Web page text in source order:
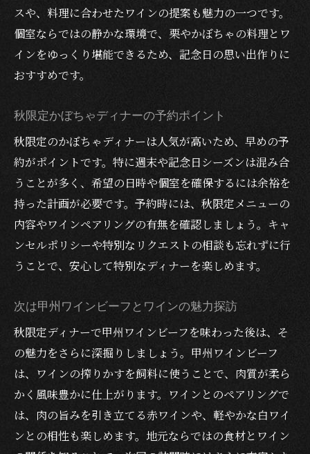
スや、料理に合わせたワインの提案も魅力の一つです。
個室ならではの静かな環境で、栗やかぼちゃの料理とワ
インをゆっくり堪能できるため、記念日の思い出作りに
おすすめです。
秋限定かぼちゃディナーの予約ポイント
秋限定のかぼちゃディナーは人気が高いため、早めの予
約がポイントです。特に週末や記念日シーズンは混み合
うことが多く、希望の日時や個室を確保するには余裕を
持った計画が必要です。予約時には、秋限定メニューの
内容やワインペアリングの有無を確認しましょう。キャ
ンセルポリシーや特別なリクエストの相談も忘れずに行
うことで、安心して特別なディナーを楽しめます。
次は甲州ワインビーフとワインの魅力探訪
秋限定ディナーで甲州ワインビーフを味わった後は、そ
の魅力をさらに深掘りしましょう。甲州ワインビーフ
は、ワインの搾りかすを飼料に使うことで、肉質が柔ら
かく風味豊かに仕上がります。ワインとのペアリングで
は、肉の旨みを引き立てる赤ワインや、軽やかな白ワイ
ンとの相性も楽しめます。地元ならではの食材とワイン